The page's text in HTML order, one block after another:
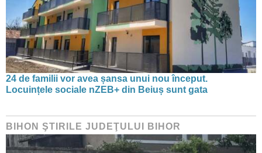
24 de familii vor avea șansa unui nou început.
Locuințele sociale nZEB+ din Beiuș sunt gata
BIHON ŞTIRILE JUDEŢULUI BIHOR